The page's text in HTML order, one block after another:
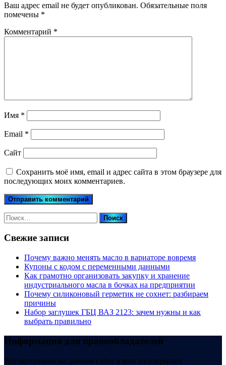
Ваш адрес email не будет опубликован. Обязательные поля
помечены *
Комментарий *
Имя *
Email *
Сайт
Сохранить моё имя, email и адрес сайта в этом браузере для
последующих моих комментариев.
Найти:
Свежие записи
Почему важно менять масло в вариаторе вовремя
Купоны c кодом с переменными данными
Как грамотно организовать закупку и хранение
индустриального масла в бочках на предприятии
Почему силиконовый герметик не сохнет: разбираем
причины
Набор заглушек ГБЦ ВАЗ 2123: зачем нужны и как
выбрать правильно
Информация для правообладателей
Все материалы на данном сайте взяты из открытых